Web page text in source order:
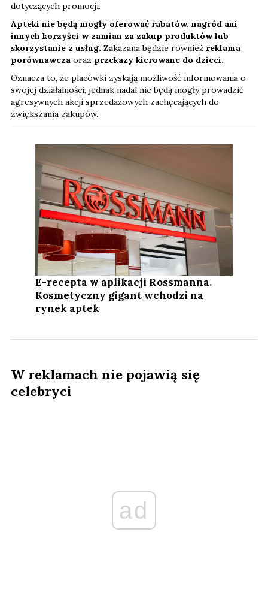
dotyczących promocji.
Apteki nie będą mogły oferować rabatów, nagród ani
innych korzyści w zamian za zakup produktów lub
skorzystanie z usług. Zakazana będzie również reklama
porównawcza oraz przekazy kierowane do dzieci.
Oznacza to, że placówki zyskają możliwość informowania o
swojej działalności, jednak nadal nie będą mogły prowadzić
agresywnych akcji sprzedażowych zachęcających do
zwiększania zakupów.
E-recepta w aplikacji Rossmanna.
Kosmetyczny gigant wchodzi na
rynek aptek
W reklamach nie pojawią się
celebryci
ad